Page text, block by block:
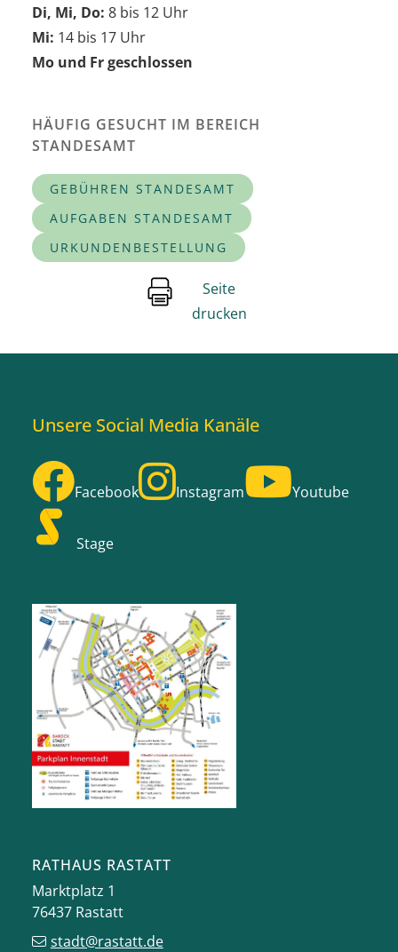
Di, Mi, Do: 8 bis 12 Uhr
Mi: 14 bis 17 Uhr
Mo und Fr geschlossen
HÄUFIG GESUCHT IM BEREICH
STANDESAMT
GEBÜHREN STANDESAMT
AUFGABEN STANDESAMT
URKUNDENBESTELLUNG
Seite
drucken
Unsere Social Media Kanäle
Facebook Instagram Youtube
Stage
RATHAUS RASTATT
Marktplatz 1
76437 Rastatt
stadt@rastatt.de